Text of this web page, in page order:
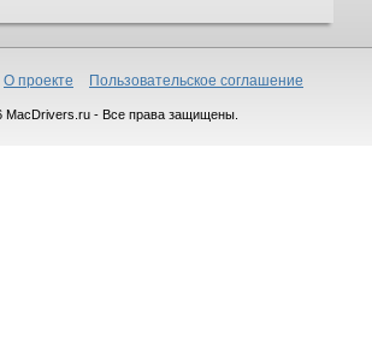
О проекте Пользовательское соглашение
MacDrivers.ru - Все права защищены.